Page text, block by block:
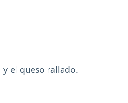
y el queso rallado.